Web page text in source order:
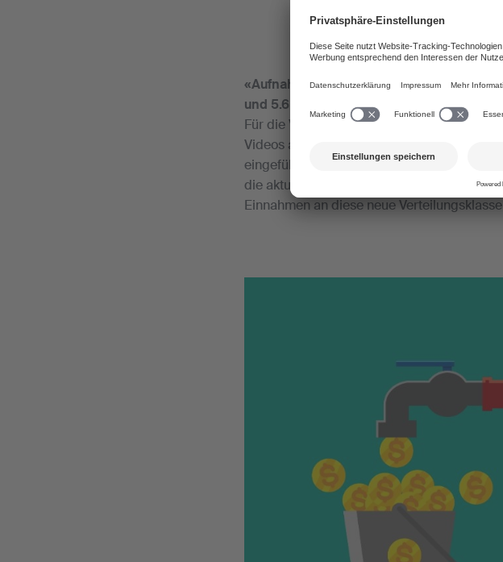
«Aufnahme der Verteilungsklasse 22W in
und 5.6 VR»
Für die Verteilung der Einnahmen aus
Videos auf Internetseiten, Social Media
eingeführt, die VK 22W, die jetzt formell in
die aktuelle Praxis der SUISA konkretisiert.
Einnahmen an diese neue